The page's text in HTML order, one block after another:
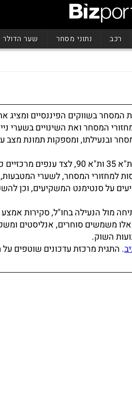
רכב נתוני מסחר שער הדולר
בשווקים הפיננסיים ומציג
המסחר ואת השינויים בשערי
ובנעילתו, ומספקות תמונת מצב
הסקירות עוקבות אחר מדדי הדגל כדוגמת ת"א 35 ות"א 90,
למחזורי המסחר, לשערי
על סנטימנט המשקיעים, וכן
מול הנעילה בחו"ל, סקירות אמצע
משמשים סוחרים, אנליסטים
השוק.
. התגית מרכזת עדכונים שוטפים על